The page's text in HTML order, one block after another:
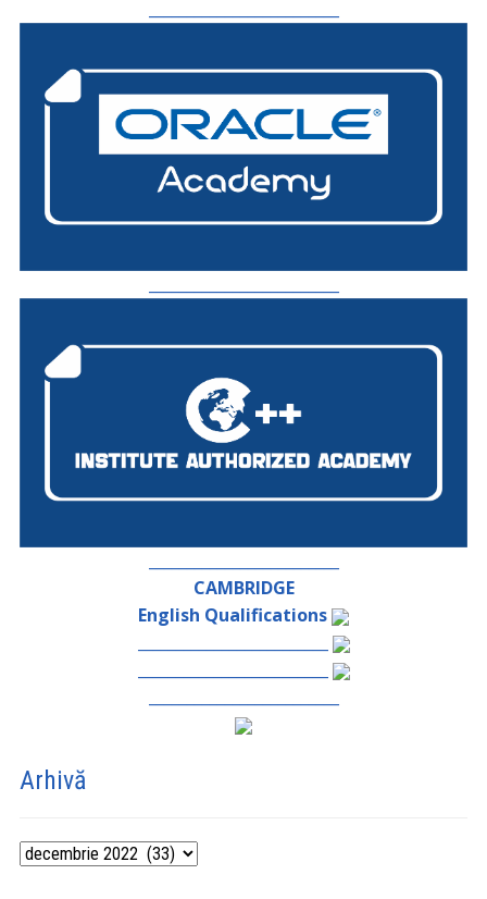
CAMBRIDGE
English Qualifications
Arhivă
Arhivă